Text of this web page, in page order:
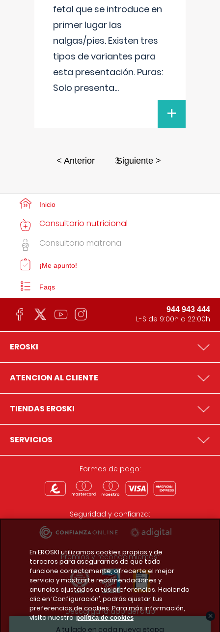
fetal que se introduce en
primer lugar las
nalgas/pies. Existen tres
tipos de variantes para
esta presentación. Puras:
Solo presenta...
+
< Anterior 3Siguiente >
A tu lado en cada nueva etapa
Inicio
Consultorio nutricional
Consultorio matrona
¡Me apunto!
Faqs
944 943 444
L-S de 9:00h a 22:00h
EROSKI
ATENCION AL CLIENTE
TIENDAS EROSKI
SERVICIOS
Formas de pago:
Seguridad y confianza:
Premios y reconocimientos:
Descarga la app del club
En EROSKI utilizamos cookies propias y de
terceros para asegurarnos de que todo
funcione correctamente, ofrecerte el mejor
servicio y mostrarte recomendaciones y
anuncios ajustados a tus preferencias. Haciendo
clic en ‘Configuración’, podrás ajustar tus
preferencias de cookies. Para más información,
visita nuestra política de cookies